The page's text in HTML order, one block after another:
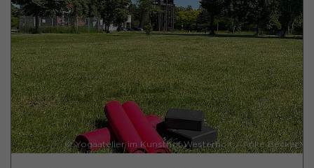
© Yogaatelier im Kunsthof Westerholt / Anke Becker